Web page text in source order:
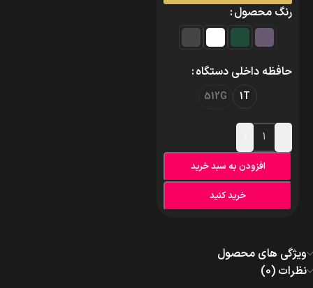
رنگ محصول
حافظه داخلی دستگاه
1T
512G
افزودن به سبد خرید
خرید کنید
ویژگی های محصول
نظرات (0)